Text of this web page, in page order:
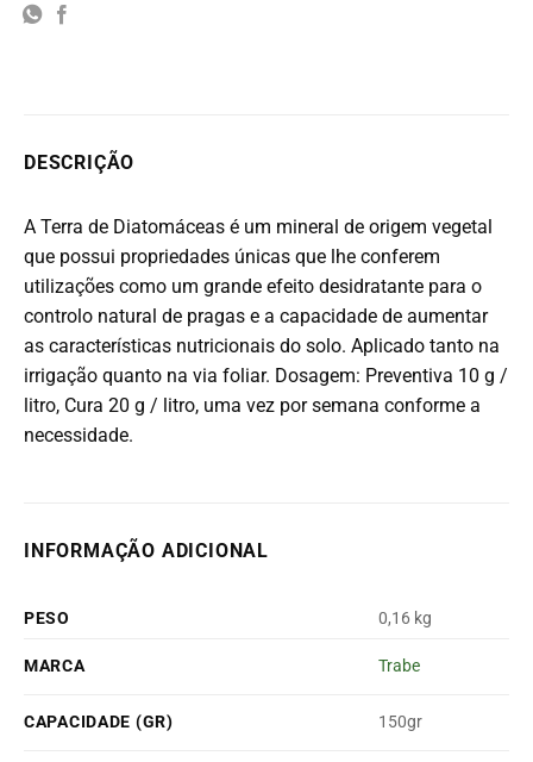
DESCRIÇÃO
A Terra de Diatomáceas é um mineral de origem vegetal
que possui propriedades únicas que lhe conferem
utilizações como um grande efeito desidratante para o
controlo natural de pragas e a capacidade de aumentar
as características nutricionais do solo. Aplicado tanto na
irrigação quanto na via foliar. Dosagem: Preventiva 10 g /
litro, Cura 20 g / litro, uma vez por semana conforme a
necessidade.
INFORMAÇÃO ADICIONAL
PESO 0,16 kg
MARCA Trabe
CAPACIDADE (GR) 150gr